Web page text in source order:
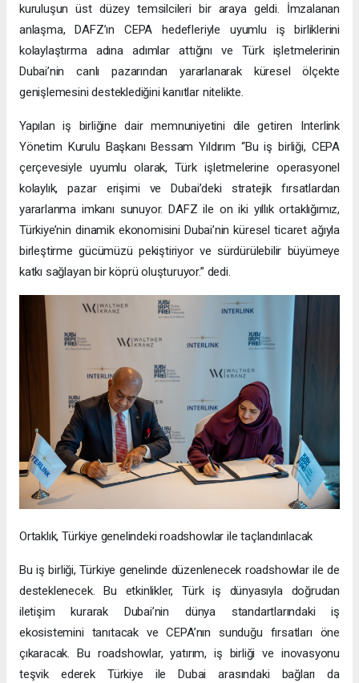
kuruluşun üst düzey temsilcileri bir araya geldi. İmzalanan
anlaşma, DAFZ’ın CEPA hedefleriyle uyumlu iş birliklerini
kolaylaştırma adına adımlar attığını ve Türk işletmelerinin
Dubai’nin canlı pazarından yararlanarak küresel ölçekte
genişlemesini desteklediğini kanıtlar nitelikte.
Yapılan iş birliğine dair memnuniyetini dile getiren Interlink
Yönetim Kurulu Başkanı Bessam Yıldırım “Bu iş birliği, CEPA
çerçevesiyle uyumlu olarak, Türk işletmelerine operasyonel
kolaylık, pazar erişimi ve Dubai’deki stratejik fırsatlardan
yararlanma imkanı sunuyor. DAFZ ile on iki yıllık ortaklığımız,
Türkiye’nin dinamik ekonomisini Dubai’nin küresel ticaret ağıyla
birleştirme gücümüzü pekiştiriyor ve sürdürülebilir büyümeye
katkı sağlayan bir köprü oluşturuyor.” dedi.
Ortaklık, Türkiye genelindeki roadshowlar ile taçlandırılacak
Bu iş birliği, Türkiye genelinde düzenlenecek roadshowlar ile de
desteklenecek. Bu etkinlikler, Türk iş dünyasıyla doğrudan
iletişim kurarak Dubai’nin dünya standartlarındaki iş
ekosistemini tanıtacak ve CEPA’nın sunduğu fırsatları öne
çıkaracak. Bu roadshowlar, yatırım, iş birliği ve inovasyonu
teşvik ederek Türkiye ile Dubai arasındaki bağları da